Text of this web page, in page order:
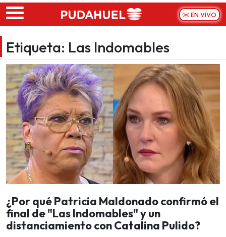
Skip to main content
EN VIVO
Etiqueta: Las Indomables
¿Por qué Patricia Maldonado confirmó el
final de "Las Indomables" y un
distanciamiento con Catalina Pulido?